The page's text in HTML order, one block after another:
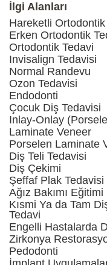
İlgi Alanları
Hareketli Ortodontik
Erken Ortodontik
Ortodontik Tedavi
Invisalign Tedavisi
Normal Randevu
Ozon Tedavisi
Endodonti
Çocuk Diş Tedavisi
Inlay-Onlay
Laminate Veneer
Porselen Laminate
Diş Teli Tedavisi
Diş Çekimi
Şeffaf Plak Tedavisi
Ağız Bakımı Eğitimi
Kısmi Ya da Tam
Tedavi
Engelli Hastalarda
Zirkonya
Pedodonti